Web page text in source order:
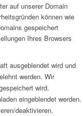
auf unserer Domain
können wie
gespeichert
Ihres Browsers
ausgeblendet wird und
werden. Wir
wird.
eingeblendet werden.
deaktivieren.